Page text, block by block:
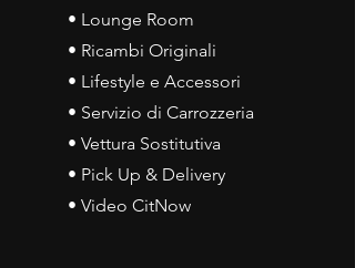
• Lounge Room
• Ricambi Originali
• Lifestyle e Accessori
• Servizio di Carrozzeria
• Vettura Sostitutiva
• Pick Up & Delivery
• Video CitNow